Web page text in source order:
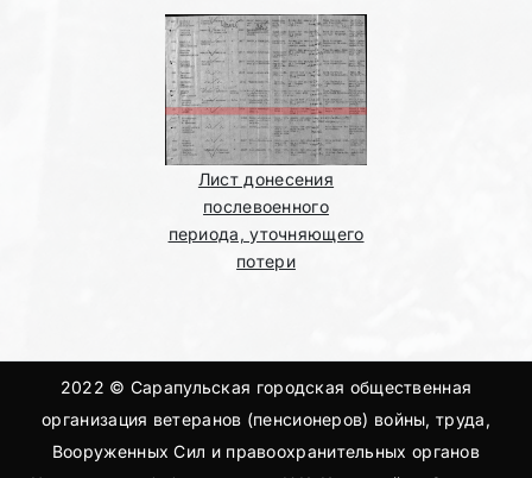
Лист донесения
послевоенного
периода, уточняющего
потери
2022 © Сарапульская городская общественная
организация ветеранов (пенсионеров) войны, труда,
Вооруженных Сил и правоохранительных органов